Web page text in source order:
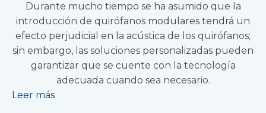
Durante mucho tiempo se ha asumido que la
introducción de quirófanos modulares tendrá un
efecto perjudicial en la acústica de los quirófanos;
sin embargo, las soluciones personalizadas pueden
garantizar que se cuente con la tecnología
adecuada cuando sea necesario.
Leer más